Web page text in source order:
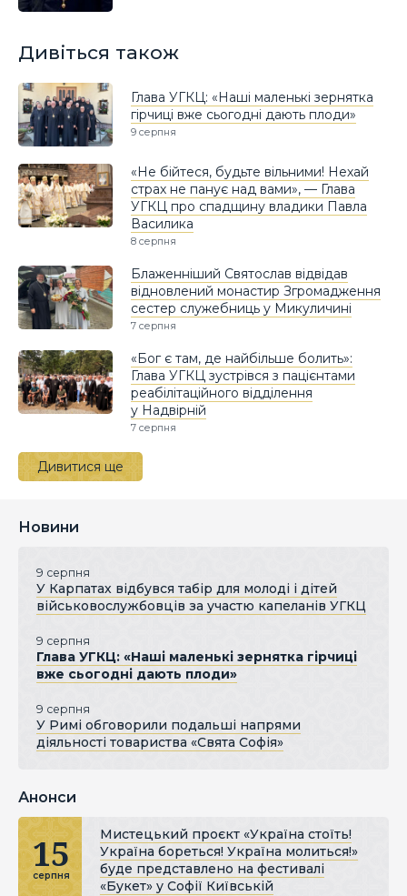
Дивіться також
Глава УГКЦ: «Наші маленькі зернятка
гірчиці вже сьогодні дають плоди»
9 серпня
«Не бійтеся, будьте вільними! Нехай
страх не панує над вами», — Глава
УГКЦ про спадщину владики Павла
Василика
8 серпня
Блаженніший Святослав відвідав
відновлений монастир Згромадження
сестер служебниць у Микуличині
7 серпня
«Бог є там, де найбільше болить»:
Глава УГКЦ зустрівся з пацієнтами
реабілітаційного відділення
у Надвірній
7 серпня
Дивитися ще
Новини
9 серпня
У Карпатах відбувся табір для молоді і дітей
військовослужбовців за участю капеланів УГКЦ
9 серпня
Глава УГКЦ: «Наші маленькі зернятка гірчиці
вже сьогодні дають плоди»
9 серпня
У Римі обговорили подальші напрями
діяльності товариства «Свята Софія»
Анонси
15
серпня
Мистецький проєкт «Україна стоїть!
Україна бореться! Україна молиться!»
буде представлено на фестивалі
«Букет» у Софії Київській